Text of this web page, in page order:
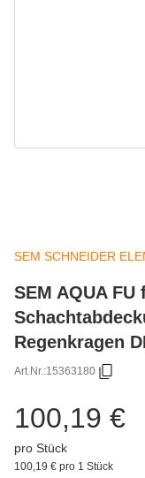
SEM SCHNEIDER
SEM AQUA
Regenkragen
Art.Nr.:15363180
100,19 €
pro Stück
100,19 € pro 1 Stück